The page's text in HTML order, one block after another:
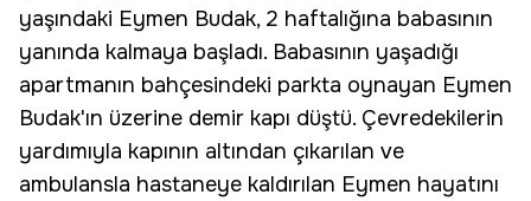
yaşındaki Eymen Budak, 2 haftalığına babasının
yanında kalmaya başladı. Babasının yaşadığı
apartmanın bahçesindeki parkta oynayan Eymen
Budak'ın üzerine demir kapı düştü. Çevredekilerin
yardımıyla kapının altından çıkarılan ve
ambulansla hastaneye kaldırılan Eymen hayatını